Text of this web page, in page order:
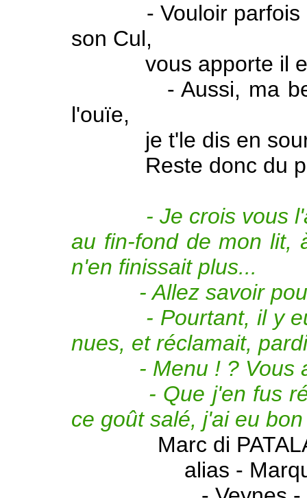
- Vouloir parfois
son Cul,
vous apporte il est
- Aussi, ma belle
l'ouïe,
je t'le dis en
Reste donc du
- Je crois vous
au fin-fond de mon lit,
n'en finissait plus...
- Allez savoir
- Pourtant, il y eu
nues, et réclamait,
- Menu ! ? Vous
- Que j'en fus
ce goût salé, j'ai eu
Marc di
alias -